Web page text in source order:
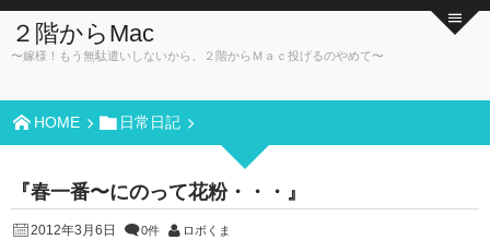
２階からMac
〜嫁様！もう無駄遣いしないから、２階からＭａｃ投げるのやめて〜
HOME 日常日記
『春一番〜にのって花粉・・・』
2012年3月6日 0件 ロボくま